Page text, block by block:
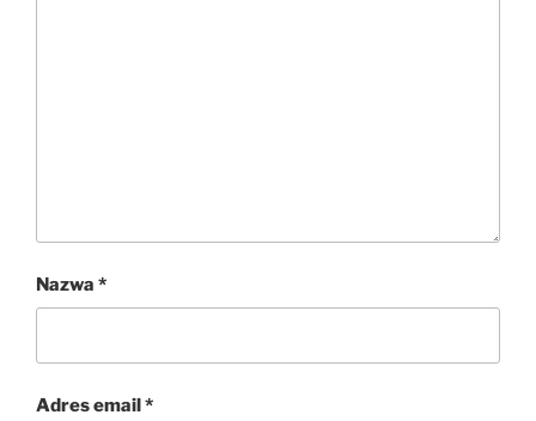
Nazwa *
Adres email*